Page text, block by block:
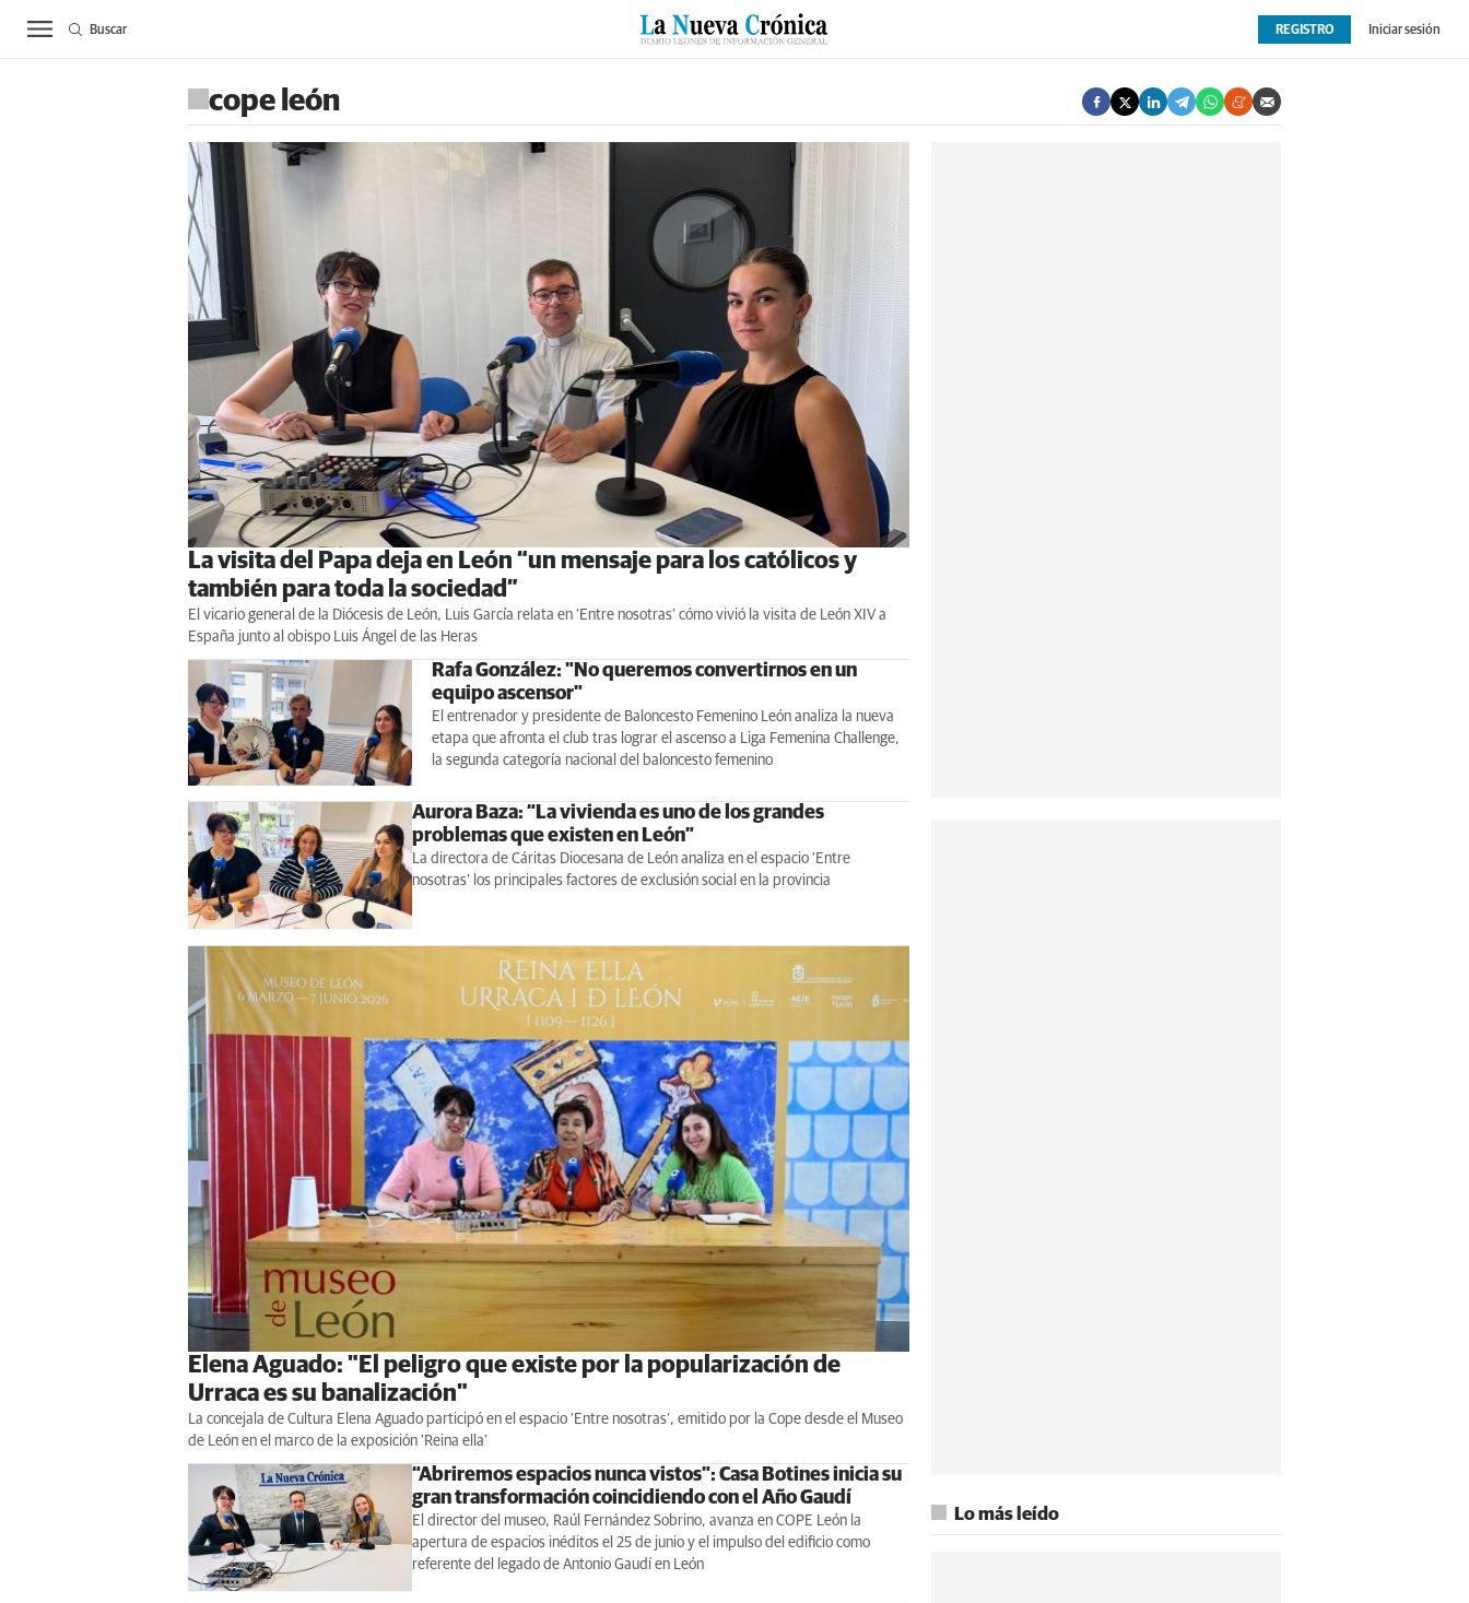
ACTUALIDAD BIERZO SUCESOS CULTURAS ESPECIALES DEPORTES OPINIÓN EXTRAS
REGISTRO Iniciar sesión
Buscar
cope león
La visita del Papa deja en León “un mensaje para los católicos y
también para toda la sociedad”
El vicario general de la Diócesis de León, Luis García relata en ‘Entre nosotras’ cómo vivió la visita de León XIV a
España junto al obispo Luis Ángel de las Heras
Rafa González: "No queremos convertirnos en un
equipo ascensor"
El entrenador y presidente de Baloncesto Femenino León analiza la nueva
etapa que afronta el club tras lograr el ascenso a Liga Femenina Challenge,
la segunda categoría nacional del baloncesto femenino
Aurora Baza: “La vivienda es uno de los grandes
problemas que existen en León”
La directora de Cáritas Diocesana de León analiza en el espacio ‘Entre
nosotras’ los principales factores de exclusión social en la provincia
Elena Aguado: "El peligro que existe por la popularización de
Urraca es su banalización"
La concejala de Cultura Elena Aguado participó en el espacio ‘Entre nosotras’, emitido por la Cope desde el Museo
de León en el marco de la exposición 'Reina ella'
“Abriremos espacios nunca vistos”: Casa Botines inicia su
gran transformación coincidiendo con el Año Gaudí
El director del museo, Raúl Fernández Sobrino, avanza en COPE León la
apertura de espacios inéditos el 25 de junio y el impulso del edificio como
referente del legado de Antonio Gaudí en León
Lo más leído